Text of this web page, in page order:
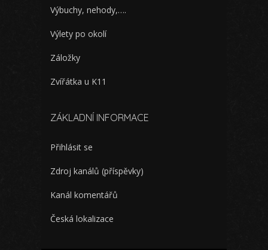
Výbuchy, nehody,….
Výlety po okolí
Záložky
Zvířátka u K11
ZÁKLADNÍ INFORMACE
Přihlásit se
Zdroj kanálů (příspěvky)
Kanál komentářů
Česká lokalizace